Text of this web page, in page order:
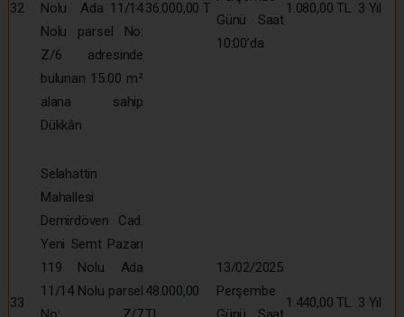
32
Nolu Ada 11/14
Nolu parsel No:
Z/6 adresinde
bulunan 15.00 m²
alana sahip
Dükkân
36.000,00 T
Günü Saat
10:00’da
1.080,00 TL 3 Yıl
33
Selahattin
Mahallesi
Demirdöven Cad.
Yeni Semt Pazarı
119 Nolu Ada
11/14 Nolu parsel 48.000,00
13/02/2025
Perşembe
1.440,00 TL 3 Yıl